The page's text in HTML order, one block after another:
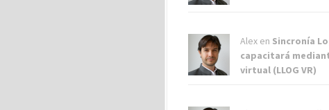
Alex en Sincronía
capacitará
virtual (LLOG VR)